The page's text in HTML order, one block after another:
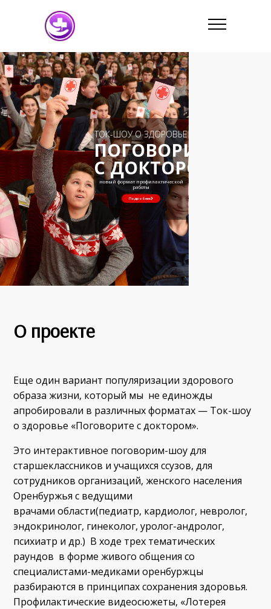
ТОК-ШОУ О ЗДОРОВЬЕ
ПОГОВОРИТЕ
С ДОКТОРОМ
новый формат профилактической
работы
Подробнее
О проекте
Еще один вариант популяризации здорового
образа жизни, который мы не единожды
апробировали в различных форматах — Ток-шоу
о здоровье «Поговорите с доктором».
Это интерактивное поговорим-шоу для
старшеклассников и учащихся ссузов, для
сотрудников организаций, женского населения
Оренбуржья с ведущими
врачамиобласти(педиатр, кардиолог, невролог,
эндокринолог, гинеколог, уролог-андролог,
психиатр и др.) В ходе трех тематических
раундов в форме живого общения со
специалистами-медиками оренбуржцы
разбираются в принципах сохранения здоровья.
Профилактические видеосюжеты, «Лотерея